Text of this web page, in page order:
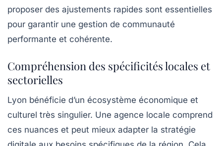
proposer des ajustements rapides sont essentielles
pour garantir une gestion de communauté
performante et cohérente.
Compréhension des spécificités locales et
sectorielles
Lyon bénéficie d’un écosystème économique et
culturel très singulier. Une agence locale comprend
ces nuances et peut mieux adapter la stratégie